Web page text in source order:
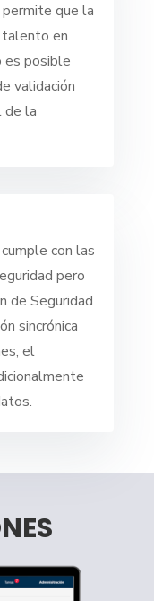
que la
en
es posible
validación
de la
con las
pero
de Seguridad
sincrónica
el